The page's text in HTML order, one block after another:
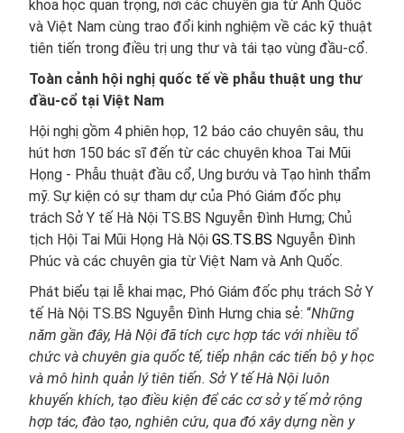
khoa học quan trọng, nơi các chuyên gia từ Anh Quốc
và Việt Nam cùng trao đổi kinh nghiệm về các kỹ thuật
tiên tiến trong điều trị ung thư và tái tạo vùng đầu-cổ.
Toàn cảnh hội nghị quốc tế về phẫu thuật ung thư
đầu-cổ tại Việt Nam
Hội nghị gồm 4 phiên họp, 12 báo cáo chuyên sâu, thu
hút hơn 150 bác sĩ đến từ các chuyên khoa Tai Mũi
Họng - Phẫu thuật đầu cổ, Ung bướu và Tạo hình thẩm
mỹ. Sự kiện có sự tham dự của Phó Giám đốc phụ
trách Sở Y tế Hà Nội TS.BS Nguyễn Đình Hưng; Chủ
tịch Hội Tai Mũi Họng Hà Nội GS.TS.BS Nguyễn Đình
Phúc và các chuyên gia từ Việt Nam và Anh Quốc.
Phát biểu tại lễ khai mạc, Phó Giám đốc phụ trách Sở Y
tế Hà Nội TS.BS Nguyễn Đình Hưng chia sẻ: “Những
năm gần đây, Hà Nội đã tích cực hợp tác với nhiều tổ
chức và chuyên gia quốc tế, tiếp nhận các tiến bộ y học
và mô hình quản lý tiên tiến. Sở Y tế Hà Nội luôn
khuyến khích, tạo điều kiện để các cơ sở y tế mở rộng
hợp tác, đào tạo, nghiên cứu, qua đó xây dựng nền y